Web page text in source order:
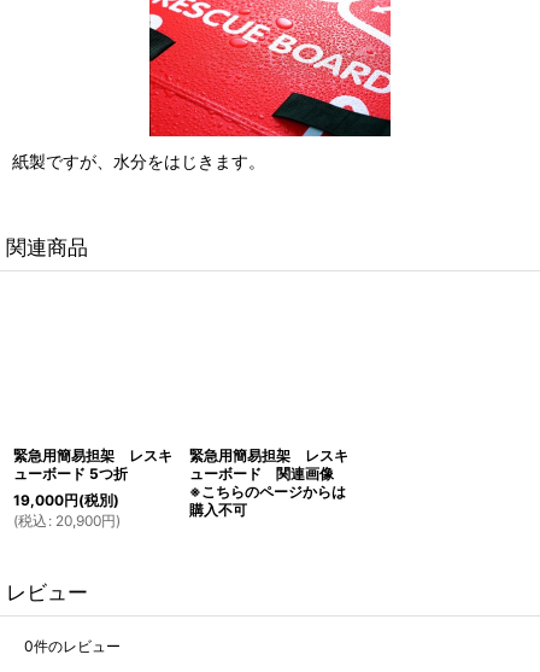
紙製ですが、水分をはじきます。
関連商品
緊急用簡易担架 レスキ
ューボード 5つ折
19,000円(税別)
(税込 : 20,900円)
緊急用簡易担架 レスキ
ューボード 関連画像
※こちらのページからは
購入不可
レビュー
0件のレビュー